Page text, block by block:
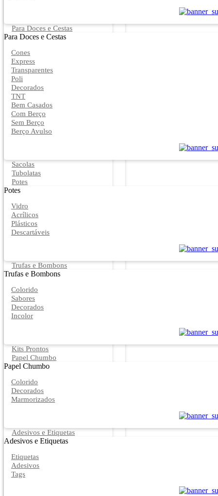
Para Doces e Cestas
Para Doces e Cestas
Cones
Express
Transparentes
Poli
Decorados
TNT
Bem Casados
Com Berço
Sem Berço
Berço Avulso
Sacolas
Tubolatas
Potes
Potes
Vidro
Acrílicos
Plásticos
Descartáveis
Trufas e Bombons
Trufas e Bombons
Colorido
Sabores
Decorados
Incolor
Kits Prontos
Papel Chumbo
Papel Chumbo
Colorido
Decorados
Marmorizados
Adesivos e Etiquetas
Adesivos e Etiquetas
Etiquetas
Adesivos
Tags